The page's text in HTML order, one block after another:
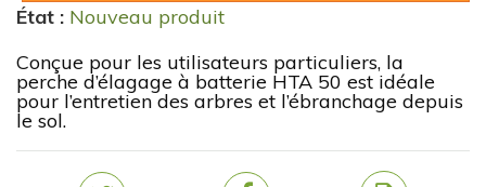
État : Nouveau produit
Conçue pour les utilisateurs particuliers, la
perche d’élagage à batterie HTA 50 est idéale
pour l’entretien des arbres et l’ébranchage depuis
le sol.